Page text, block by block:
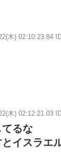
木) 02:10:23.84
木) 02:12:21.03
るな
イスラエ